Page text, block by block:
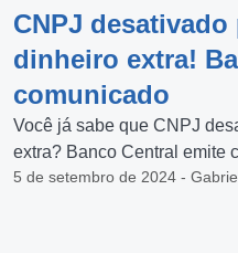
CNPJ
dinheiro extra!
comunicado
Você já sabe que CNPJ
extra? Banco Central emite
5 de setembro de 2024 -